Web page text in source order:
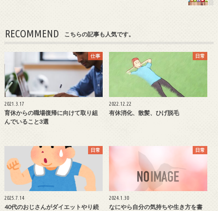
RECOMMEND こちらの記事も人気です。
仕事
2021.3.17
育休からの職場復帰に向けて取り組
んでいること3選
日常
2022.12.22
有休消化、散髪、ひげ脱毛
日常
2025.7.14
40代のおじさんがダイエットやり続
日常
2024.1.30
なにやら自分の気持ちや生き方を書